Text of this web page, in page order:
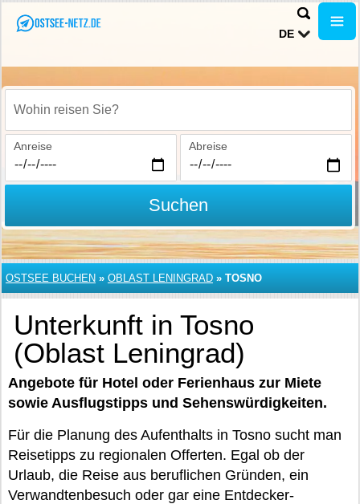
DE
Wohin reisen Sie?
Anreise Abreise
Suchen
OSTSEE BUCHEN » OBLAST LENINGRAD » TOSNO
Unterkunft in Tosno
(Oblast Leningrad)
Angebote für Hotel oder Ferienhaus zur Miete
sowie Ausflugstipps und Sehenswürdigkeiten.
Für die Planung des Aufenthalts in Tosno sucht man
Reisetipps zu regionalen Offerten. Egal ob der
Urlaub, die Reise aus beruflichen Gründen, ein
Verwandtenbesuch oder gar eine Entdecker-